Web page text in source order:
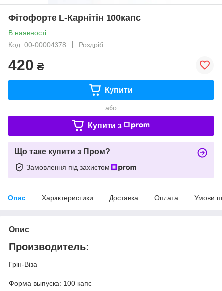
Фітофорте L-Карнітін 100капс
В наявності
Код: 00-00004378
Роздріб
420 ₴
Купити
або
Купити з
Що таке купити з Пром?
Замовлення під захистом
Опис Характеристики Доставка Оплата Умови
Опис
Производитель:
Грін-Віза
Форма выпуска: 100 капс